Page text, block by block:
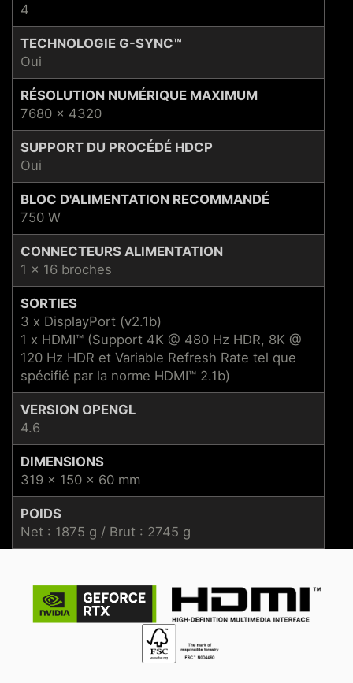
4
TECHNOLOGIE G-SYNC™
Oui
RÉSOLUTION NUMÉRIQUE MAXIMUM
7680 x 4320
SUPPORT DU PROCÉDÉ HDCP
Oui
BLOC D'ALIMENTATION RECOMMANDÉ
750 W
CONNECTEURS ALIMENTATION
1 x 16 broches
SORTIES
3 x DisplayPort (v2.1b)
1 x HDMI™ (Support 4K @ 480 Hz HDR, 8K @
120 Hz HDR et Variable Refresh Rate tel que
spécifié par la norme HDMI™ 2.1b)
VERSION OPENGL
4.6
DIMENSIONS
319 x 150 x 60 mm
POIDS
Net : 1875 g / Brut : 2745 g